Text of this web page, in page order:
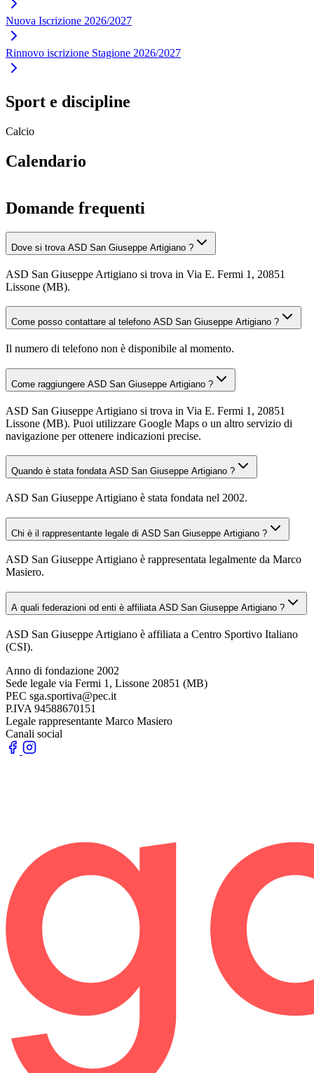
Nuova Iscrizione 2026/2027
Rinnovo iscrizione Stagione 2026/2027
Sport e discipline
Calcio
Calendario
Domande frequenti
Dove si trova ASD San Giuseppe Artigiano ?
ASD San Giuseppe Artigiano si trova in Via E. Fermi 1, 20851
Lissone (MB).
Come posso contattare al telefono ASD San Giuseppe Artigiano ?
Il numero di telefono non è disponibile al momento.
Come raggiungere ASD San Giuseppe Artigiano ?
ASD San Giuseppe Artigiano si trova in Via E. Fermi 1, 20851
Lissone (MB). Puoi utilizzare Google Maps o un altro servizio di
navigazione per ottenere indicazioni precise.
Quando è stata fondata ASD San Giuseppe Artigiano ?
ASD San Giuseppe Artigiano è stata fondata nel 2002.
Chi è il rappresentante legale di ASD San Giuseppe Artigiano ?
ASD San Giuseppe Artigiano è rappresentata legalmente da Marco
Masiero.
A quali federazioni od enti è affiliata ASD San Giuseppe Artigiano ?
ASD San Giuseppe Artigiano è affiliata a Centro Sportivo Italiano
(CSI).
Anno di fondazione 2002
Sede legale via Fermi 1, Lissone 20851 (MB)
PEC sga.sportiva@pec.it
P.IVA 94588670151
Legale rappresentante Marco Masiero
Canali social